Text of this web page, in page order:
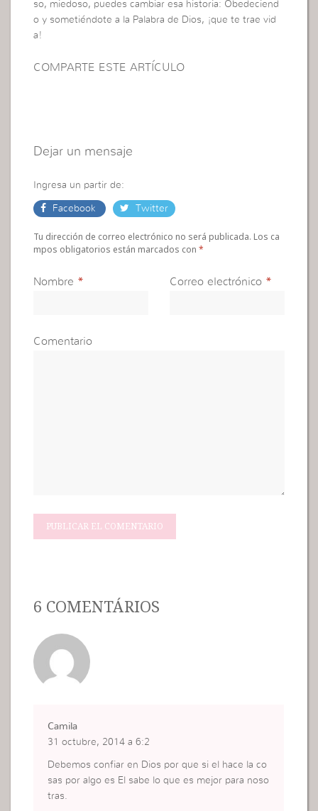
so, miedoso, puedes cambiar esa historia: Obedeciend
o y sometiéndote a la Palabra de Dios, ¡que te trae vid
a!
COMPARTE ESTE ARTÍCULO
Dejar un mensaje
Ingresa un partir de:
Facebook Twitter
Tu dirección de correo electrónico no será publicada. Los ca
mpos obligatorios están marcados con*
Nombre * Correo electrónico *
Comentario
6 COMENTÁRIOS
Camila
31 octubre, 2014 a 6:2
Debemos confiar en Dios por que si el hace la co
sas por algo es El sabe lo que es mejor para noso
tras.